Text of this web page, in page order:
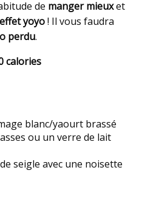
de manger mieuxet
yoyo! Il vous faudra
perdu.
calories
blanc/yaourt brassé
ou un verre de lait
seigle avec une noisette